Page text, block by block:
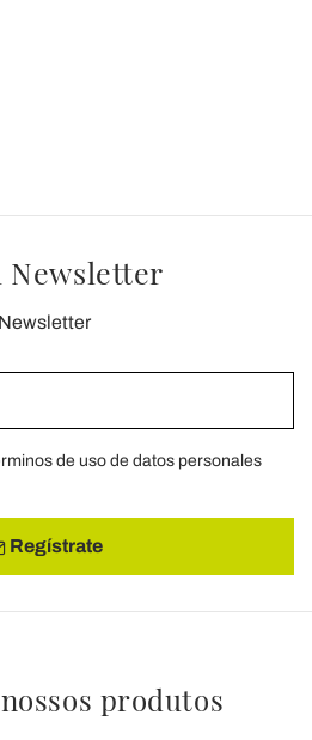
Newsletter
Newsletter
de uso de datos personales
Regístrate
produtos